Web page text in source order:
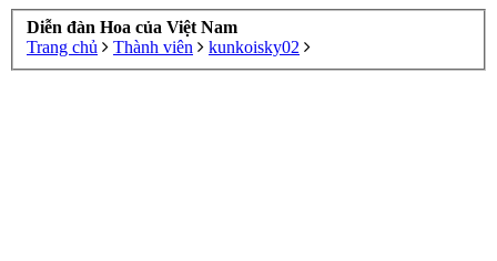
Diễn đàn Hoa của Việt Nam
Trang chủ
Thành viên kunkoisky02